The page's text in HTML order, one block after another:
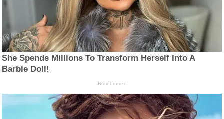
She Spends Millions To Transform Herself Into A
Barbie Doll!
Brainberries